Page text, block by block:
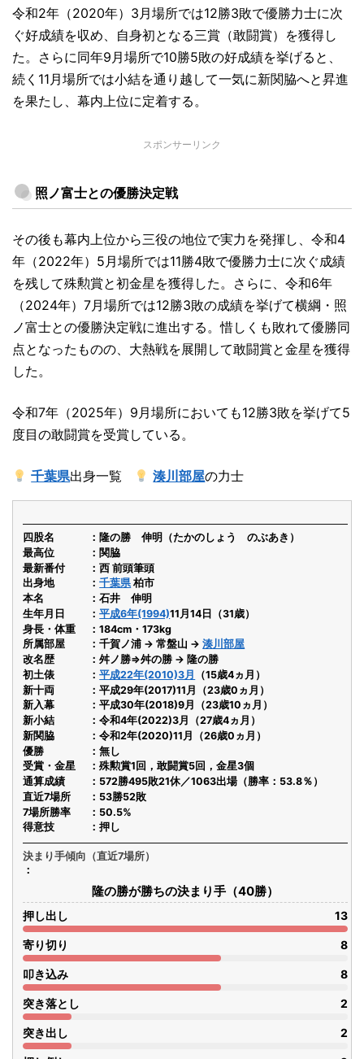
令和2年（2020年）3月場所では12勝3敗で優勝力士に次
ぐ好成績を収め、自身初となる三賞（敢闘賞）を獲得し
た。さらに同年9月場所で10勝5敗の好成績を挙げると、
続く11月場所では小結を通り越して一気に新関脇へと昇進
を果たし、幕内上位に定着する。
スポンサーリンク
照ノ富士との優勝決定戦
その後も幕内上位から三役の地位で実力を発揮し、令和4
年（2022年）5月場所では11勝4敗で優勝力士に次ぐ成績
を残して殊勲賞と初金星を獲得した。さらに、令和6年
（2024年）7月場所では12勝3敗の成績を挙げて横綱・照
ノ富士との優勝決定戦に進出する。惜しくも敗れて優勝同
点となったものの、大熱戦を展開して敢闘賞と金星を獲得
した。
令和7年（2025年）9月場所においても12勝3敗を挙げて5
度目の敢闘賞を受賞している。
千葉県出身一覧 湊川部屋の力士
四股名
隆の勝 伸明（たかのしょう のぶあき）
最高位
関脇
最新番付
西 前頭筆頭
出身地
千葉県柏市
本名
石井 伸明
生年月日
平成6年(1994)11月14日（31歳）
身長・体重
184cm・173kg
所属部屋
千賀ノ浦 → 常盤山 →湊川部屋
改名歴
舛ノ勝⇒舛の勝 → 隆の勝
初土俵
平成22年(2010)3月
（15歳4ヵ月）
新十両
平成29年(2017)11月（23歳0ヵ月）
新入幕
平成30年(2018)9月（23歳10ヵ月）
新小結
令和4年(2022)3月（27歳4ヵ月）
新関脇
令和2年(2020)11月（26歳0ヵ月）
優勝
無し
受賞・金星
殊勲賞1回，敢闘賞5回，金星3個
通算成績
572勝495敗21休／1063出場（勝率：53.8％）
直近7場所
53勝52敗
7場所勝率
50.5%
得意技
押し
決まり手傾向（直近7場所）
隆の勝が勝ちの決まり手（40勝）
押し出し 13
寄り切り 8
叩き込み 8
突き落とし 2
突き出し 2